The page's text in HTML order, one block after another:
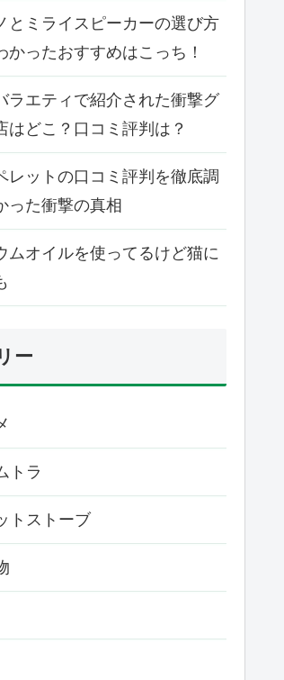
とミライスピーカーの選び方
かったおすすめはこっち！
ラエティで紹介された衝撃グ
はどこ？口コミ評判は？
レットの口コミ評判を徹底調
った衝撃の真相
ムオイルを使ってるけど猫に
ー
トラ
トストーブ